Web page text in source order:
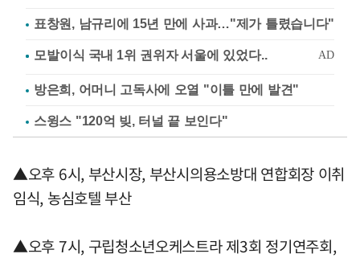
표창원, 남규리에 15년 만에 사과…"제가 틀렸습니다"
방은희, 어머니 고독사에 오열 "이틀 만에 발견"
스윙스 "120억 빚, 터널 끝 보인다"
▲오후 6시, 부산시장, 부산시의용소방대 연합회장 이취
임식, 농심호텔 부산
▲오후 7시, 구립청소년오케스트라 제3회 정기연주회,